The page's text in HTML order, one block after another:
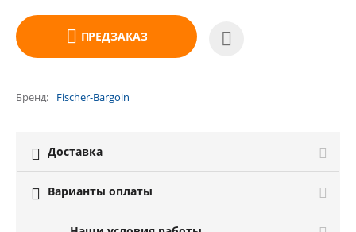
ПРЕДЗАКАЗ
Бренд Fischer-Bargoin
 Доставка
 Варианты оплаты